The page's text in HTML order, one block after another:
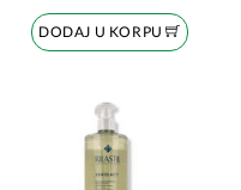
DODAJ U KORPU